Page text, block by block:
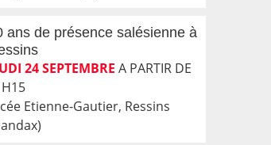
ans de présence salésienne à
24 SEPTEMBRE A PARTIR DE
Etienne-Gautier, Ressins